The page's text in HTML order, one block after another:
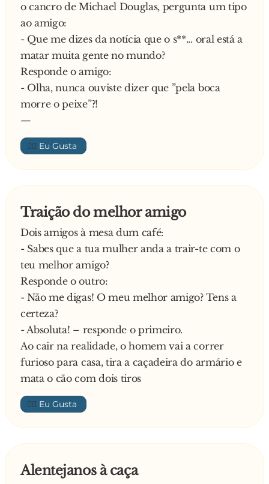
o cancro de Michael Douglas, pergunta um tipo
ao amigo:
- Que me dizes da notícia que o s**... oral está a
matar muita gente no mundo?
Responde o amigo:
- Olha, nunca ouviste dizer que ”pela boca
morre o peixe”?!
—
👍🏼
Traição do melhor amigo
Dois amigos à mesa dum café:
- Sabes que a tua mulher anda a trair-te com o
teu melhor amigo?
Responde o outro:
- Não me digas! O meu melhor amigo? Tens a
certeza?
- Absoluta! – responde o primeiro.
Ao cair na realidade, o homem vai a correr
furioso para casa, tira a caçadeira do armário e
mata o cão com dois tiros
👍🏼
Alentejanos à caça